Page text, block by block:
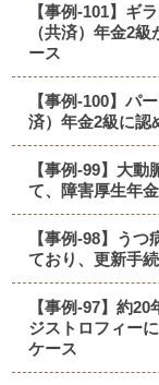
【事例-101】ギ
（共済）年金2
ース
【事例-100】パ
済）年金2級に認
【事例-99】大
て、障害厚生年
【事例-98】う
ており、更新手
【事例-97】約
ジストロフィー
ケース